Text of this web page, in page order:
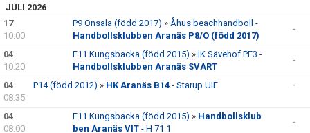
KALENDER
LOTTERIER
JULI 2026
17
10:00
P9 Onsala (född 2017) » Åhus beachhandboll -
Handbollsklubben Aranäs P8/O (född 2017)
-
04
10:20
F11 Kungsbacka (född 2015) » IK Sävehof PF3 -
Handbollsklubben Aranäs SVART
-
04
08:35
P14 (född 2012) » HK Aranäs B14 - Starup UIF -
04
08:00
F11 Kungsbacka (född 2015) » Handbollsklub
ben Aranäs VIT - H 71 1
-